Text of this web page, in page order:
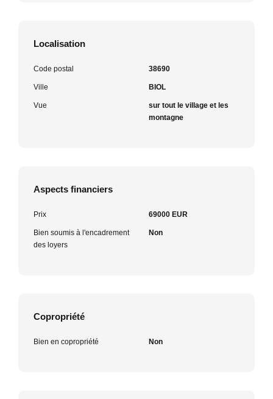
Localisation
Code postal 38690
Ville BIOL
Vue
sur tout le village et les
montagne
Aspects financiers
Prix 69000 EUR
Bien soumis à l'encadrement
des loyers
Non
Copropriété
Bien en copropriété Non